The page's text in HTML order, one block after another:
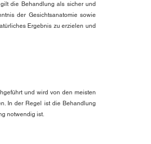
die Behandlung als sicher und
der Gesichtsanatomie sowie
Ergebnis zu erzielen und
und wird von den meisten
In der Regel ist die Behandlung
notwendig ist.